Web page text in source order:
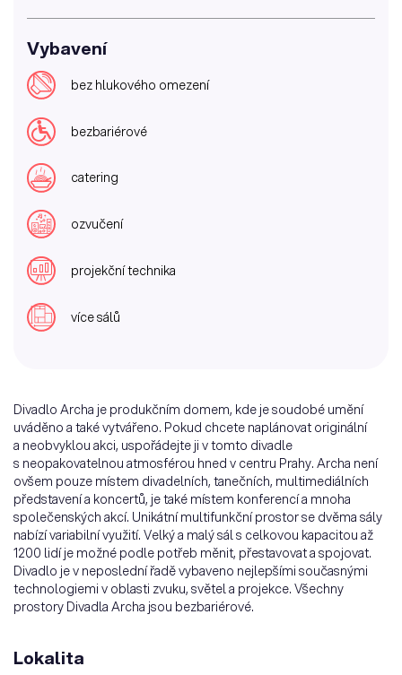
Vybavení
bez hlukového omezení
bezbariérové
catering
ozvučení
projekční technika
více sálů
Divadlo Archa je produkčním domem, kde je soudobé umění
uváděno a také vytvářeno. Pokud chcete naplánovat originální
a neobvyklou akci, uspořádejte ji v tomto divadle
s neopakovatelnou atmosférou hned v centru Prahy. Archa není
ovšem pouze místem divadelních, tanečních, multimediálních
představení a koncertů, je také místem konferencí a mnoha
společenských akcí. Unikátní multifunkční prostor se dvěma sály
nabízí variabilní využití. Velký a malý sál s celkovou kapacitou až
1200 lidí je možné podle potřeb měnit, přestavovat a spojovat.
Divadlo je v neposlední řadě vybaveno nejlepšími současnými
technologiemi v oblasti zvuku, světel a projekce. Všechny
prostory Divadla Archa jsou bezbariérové.
Lokalita